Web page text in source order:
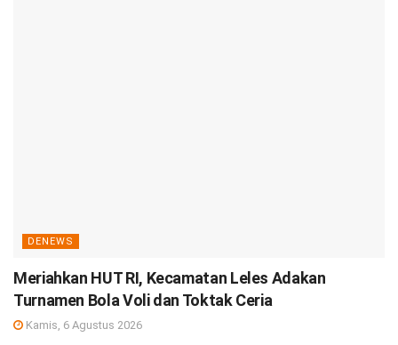
DENEWS
Meriahkan HUT RI, Kecamatan Leles Adakan
Turnamen Bola Voli dan Toktak Ceria
Kamis, 6 Agustus 2026